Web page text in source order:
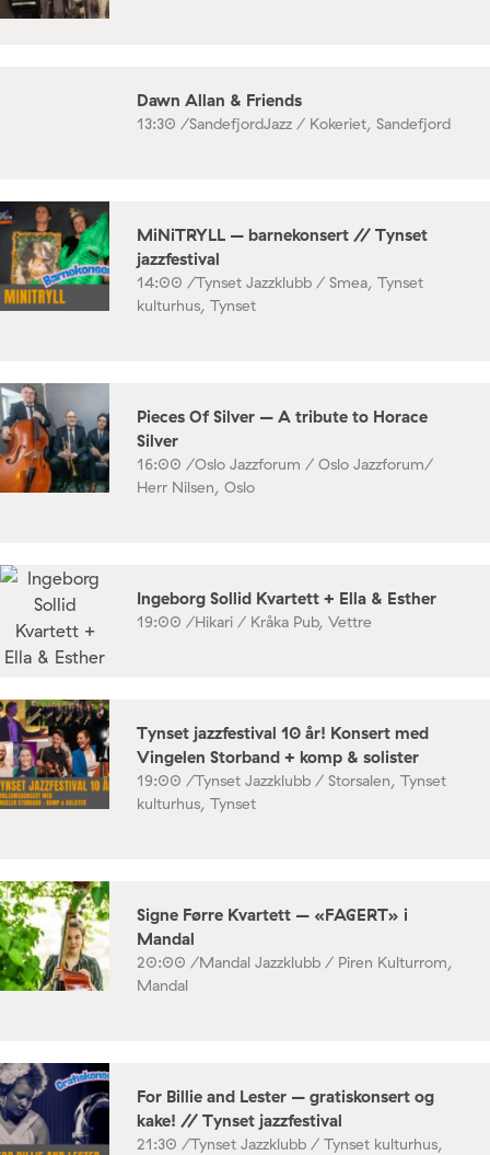
Dawn Allan & Friends
13:30 /SandefjordJazz / Kokeriet, Sandefjord
MiNiTRYLL – barnekonsert // Tynset
jazzfestival
14:00 /Tynset Jazzklubb / Smea, Tynset
kulturhus, Tynset
Pieces Of Silver – A tribute to Horace
Silver
16:00 /Oslo Jazzforum / Oslo Jazzforum/
Herr Nilsen, Oslo
Ingeborg Sollid Kvartett + Ella & Esther
19:00 /Hikari / Kråka Pub, Vettre
Tynset jazzfestival 10 år! Konsert med
Vingelen Storband + komp & solister
19:00 /Tynset Jazzklubb / Storsalen, Tynset
kulturhus, Tynset
Signe Førre Kvartett – «FAGERT» i
Mandal
20:00 /Mandal Jazzklubb / Piren Kulturrom,
Mandal
For Billie and Lester – gratiskonsert og
kake! // Tynset jazzfestival
21:30 /Tynset Jazzklubb / Tynset kulturhus,